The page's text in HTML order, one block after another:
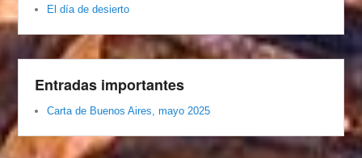
El día de desierto
Entradas importantes
Carta de Buenos Aires, mayo 2025